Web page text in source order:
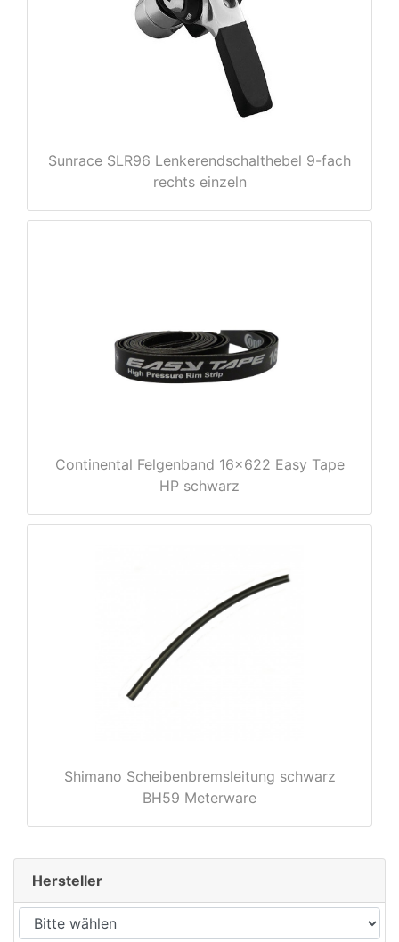
Sunrace SLR96 Lenkerendschalthebel 9-fach
rechts einzeln
Continental Felgenband 16x622 Easy Tape
HP schwarz
Shimano Scheibenbremsleitung schwarz
BH59 Meterware
Hersteller